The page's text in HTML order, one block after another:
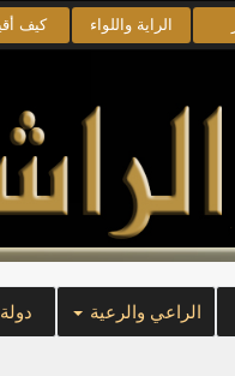
الراية واللواء كيف
الراعي والرعية